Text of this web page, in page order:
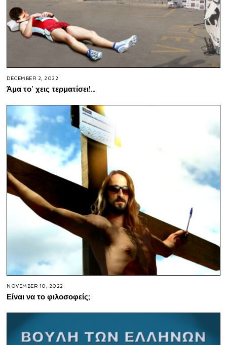
DECEMBER 2, 2022
Άμα το’ χεις τερματίσει!…
NOVEMBER 10, 2022
Είναι να το φιλοσοφείς;